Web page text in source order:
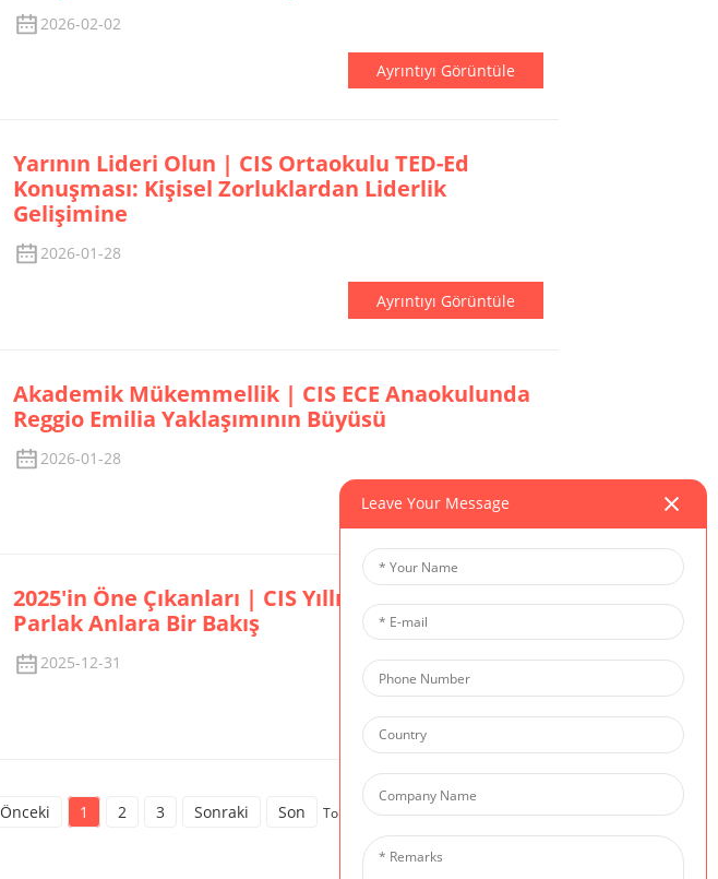
2026-02-02
Ayrıntıyı Görüntüle
Yarının Lideri Olun | CIS Ortaokulu TED-Ed
Konuşması: Kişisel Zorluklardan Liderlik
Gelişimine
2026-01-28
Ayrıntıyı Görüntüle
Akademik Mükemmellik | CIS ECE Anaokulunda
Reggio Emilia Yaklaşımının Büyüsü
2026-01-28
Ayrıntıyı Görüntüle
2025'in Öne Çıkanları | CIS Yıllık İlham Anları:
Parlak Anlara Bir Bakış
2025-12-31
Önceki 1 2 3 Sonraki Son Toplam 3
Leave Your Message